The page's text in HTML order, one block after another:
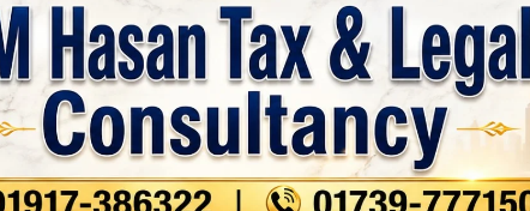
ট্রাক থেকে পণ্য কেনার সুযোগ পাবেন। বাজারে নিত্যপণ্যের দাম সহনীয় রাখতে সরকার এ
বাংলাদেশ , সরকারি বার্তা সর্বশেষ-সংবাদ
Whatsapp Print